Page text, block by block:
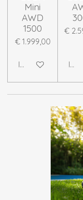
Mini
AWD
1500
€ 1.999,00
In winkelwagen
€
In